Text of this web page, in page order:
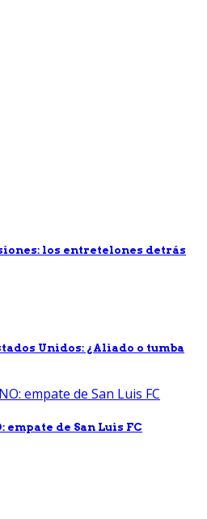
los entretelones detrás
Unidos: ¿Aliado o tumba
empate de San Luis FC